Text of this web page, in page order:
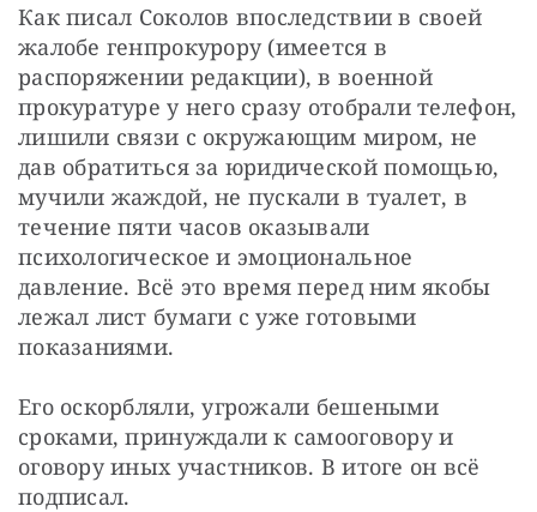
Как писал Соколов впоследствии в своей
жалобе генпрокурору (имеется в
распоряжении редакции), в военной
прокуратуре у него сразу отобрали телефон,
лишили связи с окружающим миром, не
дав обратиться за юридической помощью,
мучили жаждой, не пускали в туалет, в
течение пяти часов оказывали
психологическое и эмоциональное
давление. Всё это время перед ним якобы
лежал лист бумаги с уже готовыми
показаниями.
Его оскорбляли, угрожали бешеными
сроками, принуждали к самооговору и
оговору иных участников. В итоге он всё
подписал.